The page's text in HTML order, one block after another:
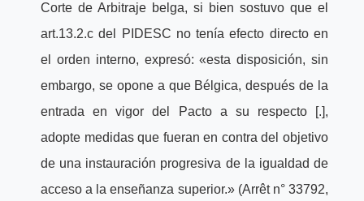
Corte de Arbitraje belga, si bien sostuvo que el
art.13.2.c del PIDESC no tenía efecto directo en
el orden interno, expresó: «esta disposición, sin
embargo, se opone a que Bélgica, después de la
entrada en vigor del Pacto a su respecto [.],
adopte medidas que fueran en contra del objetivo
de una instauración progresiva de la igualdad de
acceso a la enseñanza superior.» (Arrêt n° 33792,